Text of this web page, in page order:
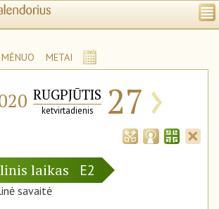
MĖNUO METAI
RUGPJŪTIS
ketvirtadienis 27 ›
laikas E2
savaitė